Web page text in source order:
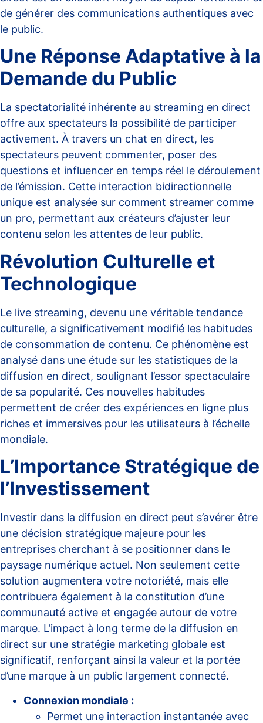
de générer des communications authentiques avec
le public.
Une Réponse Adaptative à la
Demande du Public
La spectatorialité inhérente au streaming en direct
offre aux spectateurs la possibilité de participer
activement. À travers un chat en direct, les
spectateurs peuvent commenter, poser des
questions et influencer en temps réel le déroulement
de l’émission. Cette interaction bidirectionnelle
unique est analysée sur comment streamer comme
un pro, permettant aux créateurs d’ajuster leur
contenu selon les attentes de leur public.
Révolution Culturelle et
Technologique
Le live streaming, devenu une véritable tendance
culturelle, a significativement modifié les habitudes
de consommation de contenu. Ce phénomène est
analysé dans une étude sur les statistiques de la
diffusion en direct, soulignant l’essor spectaculaire
de sa popularité. Ces nouvelles habitudes
permettent de créer des expériences en ligne plus
riches et immersives pour les utilisateurs à l’échelle
mondiale.
L’Importance Stratégique de
l’Investissement
Investir dans la diffusion en direct peut s’avérer être
une décision stratégique majeure pour les
entreprises cherchant à se positionner dans le
paysage numérique actuel. Non seulement cette
solution augmentera votre notoriété, mais elle
contribuera également à la constitution d’une
communauté active et engagée autour de votre
marque. L’impact à long terme de la diffusion en
direct sur une stratégie marketing globale est
significatif, renforçant ainsi la valeur et la portée
d’une marque à un public largement connecté.
Connexion mondiale :
Permet une interaction instantanée avec